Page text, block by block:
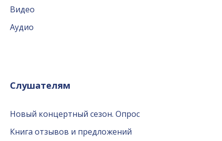
Видео
Аудио
Слушателям
Новый концертный сезон. Опрос
Книга отзывов и предложений